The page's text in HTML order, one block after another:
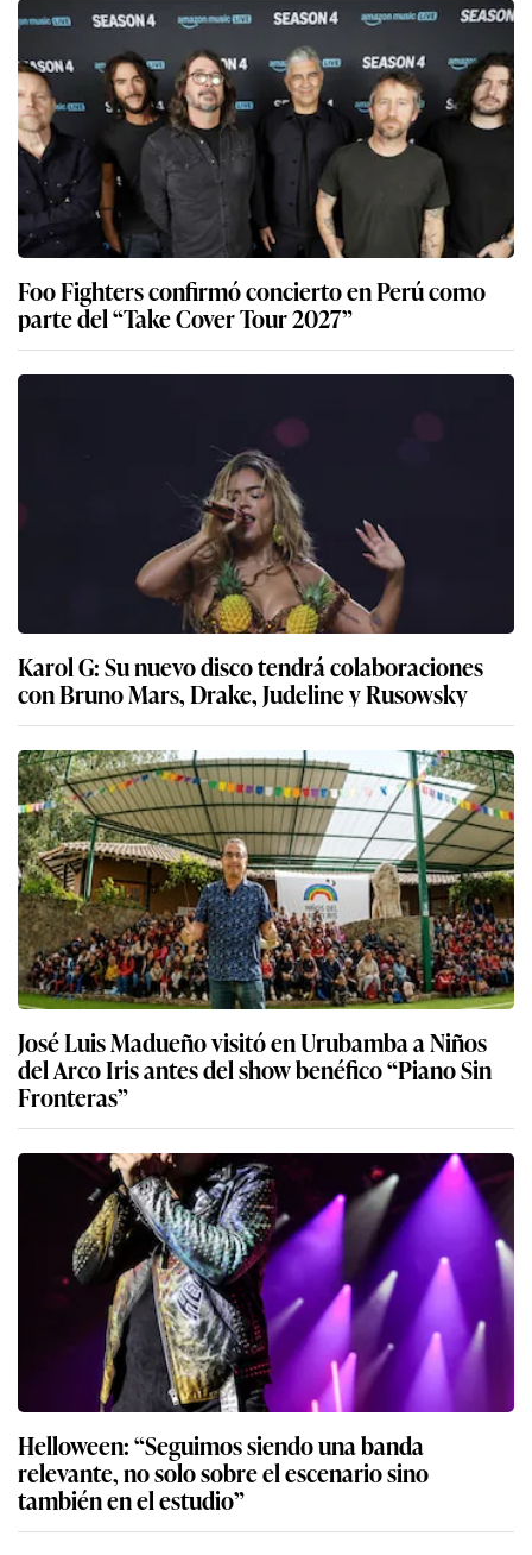
Foo Fighters confirmó concierto en Perú como
parte del “Take Cover Tour 2027”
Karol G: Su nuevo disco tendrá colaboraciones
con Bruno Mars, Drake, Judeline y Rusowsky
José Luis Madueño visitó en Urubamba a Niños
del Arco Iris antes del show benéfico “Piano Sin
Fronteras”
Helloween: “Seguimos siendo una banda
relevante, no solo sobre el escenario sino
también en el estudio”